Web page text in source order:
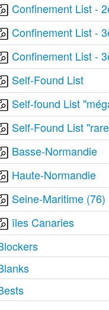
Confinement List -
Confinement List -
Confinement List -
Self-Found List
Self-found List
Self-Found List
Basse-Normandie
Haute-Normandie
Seine-Maritime (76)
îles Canaries